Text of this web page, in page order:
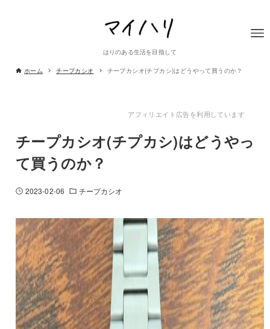
はりのある生活を目指して
ホーム チープカシオ チープカシオ(チプカシ)はどうやって買うのか？
アフィリエイト広告を利用しています
チープカシオ(チプカシ)はどうやっ
て買うのか？
2023-02-06 チープカシオ